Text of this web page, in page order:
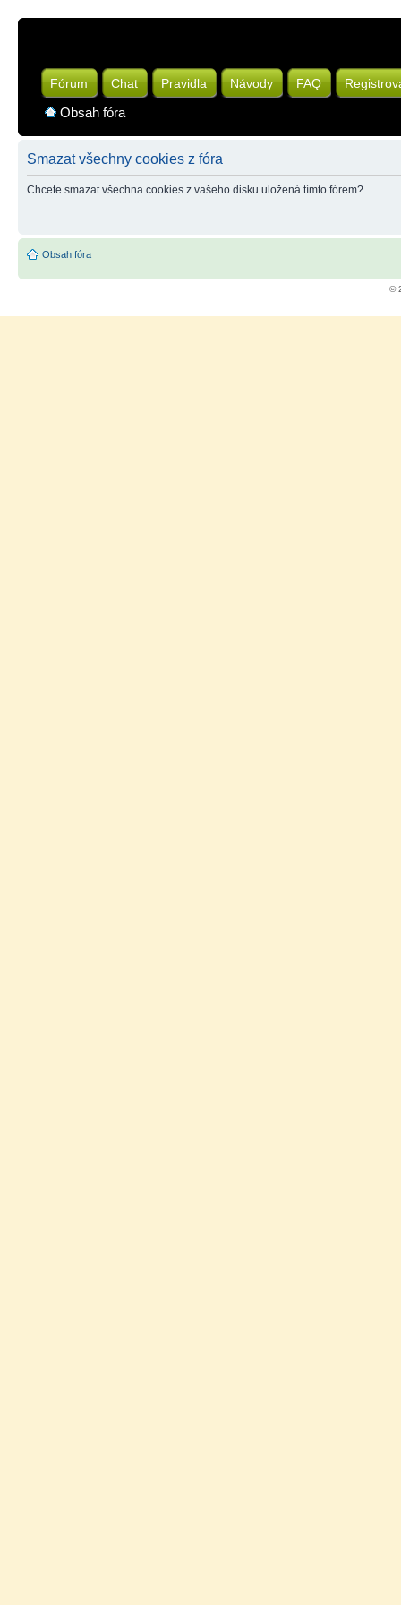
Fórum Chat Pravidla Návody FAQ
Obsah fóra
Smazat všechny cookies z fóra
Chcete smazat všechna cookies z vašeho disku uložená tímto fórem?
Obsah fóra
©